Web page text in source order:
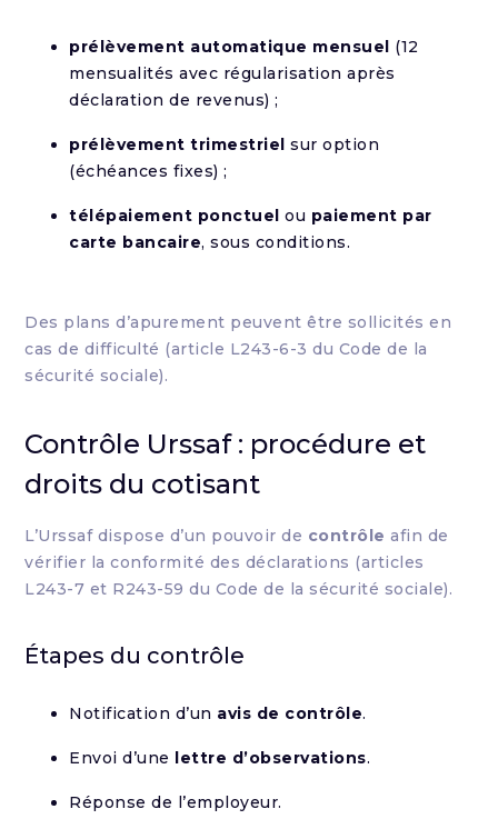
prélèvement automatique mensuel (12
mensualités avec régularisation après
déclaration de revenus) ;
prélèvement trimestriel sur option
(échéances fixes) ;
télépaiement ponctuel ou paiement par
carte bancaire, sous conditions.
Des plans d’apurement peuvent être sollicités en
cas de difficulté (article L243-6-3 du Code de la
sécurité sociale).
Contrôle Urssaf : procédure et
droits du cotisant
L’Urssaf dispose d’un pouvoir de contrôle afin de
vérifier la conformité des déclarations (articles
L243-7 et R243-59 du Code de la sécurité sociale).
Étapes du contrôle
Notification d’un avis de contrôle.
Envoi d’une lettre d’observations.
Réponse de l’employeur.